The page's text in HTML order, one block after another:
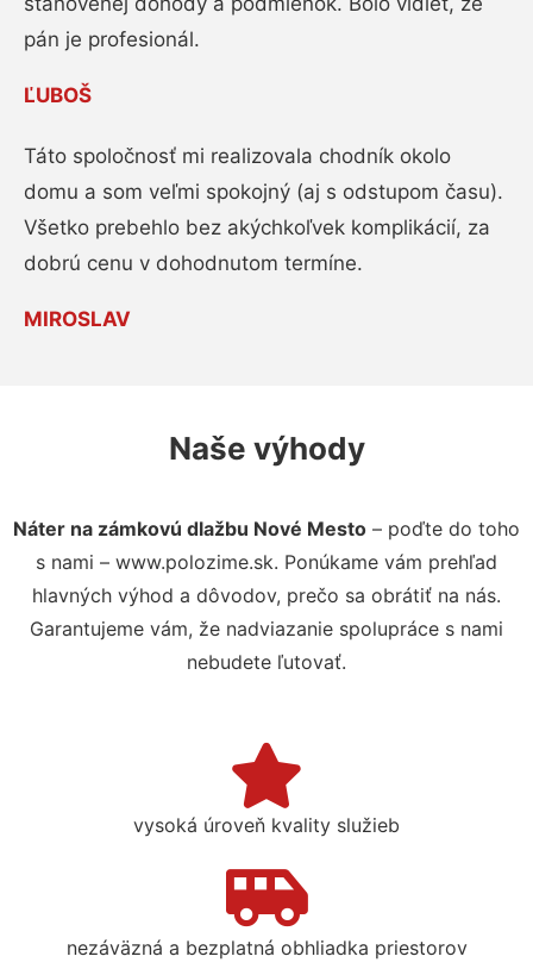
pán je profesionál.
ĽUBOŠ
Táto spoločnosť mi realizovala chodník okolo
domu a som veľmi spokojný (aj s odstupom času).
Všetko prebehlo bez akýchkoľvek komplikácií, za
dobrú cenu v dohodnutom termíne.
MIROSLAV
Naše výhody
Náter na zámkovú dlažbu Nové Mesto – poďte do toho
s nami – www.polozime.sk. Ponúkame vám prehľad
hlavných výhod a dôvodov, prečo sa obrátiť na nás.
Garantujeme vám, že nadviazanie spolupráce s nami
nebudete ľutovať.
vysoká úroveň kvality služieb
nezáväzná a bezplatná obhliadka priestorov